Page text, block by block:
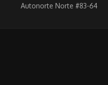
Autonorte Norte #83-64